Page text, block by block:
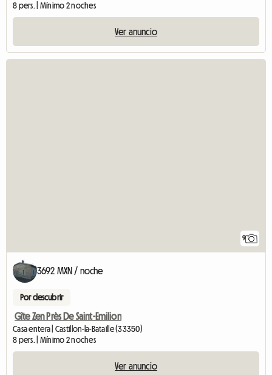
8 pers. | Mínimo 2 noches
Ver anuncio
9
3692 MXN / noche
Por descubrir
Gîte Zen Près De Saint-Emilion
Casa entera | Castillon-la-Bataille (33350)
8 pers. | Mínimo 2 noches
Ver anuncio